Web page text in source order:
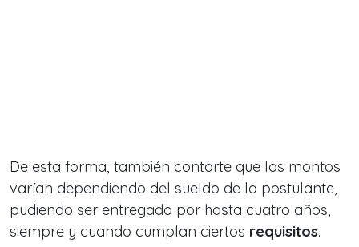
De esta forma, también contarte que los montos
varían dependiendo del sueldo de la postulante,
pudiendo ser entregado por hasta cuatro años,
siempre y cuando cumplan ciertos requisitos.